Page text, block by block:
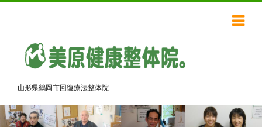
山形県鶴岡市回復療法整体院